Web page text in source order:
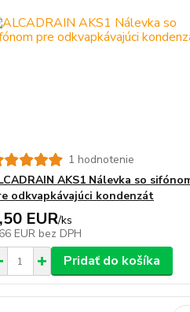
1 hodnotenie
AKS1 Nálevka so
odkvapkávajúci kondenzát
EUR/ks
EUR bez DPH
Pridať do košíka